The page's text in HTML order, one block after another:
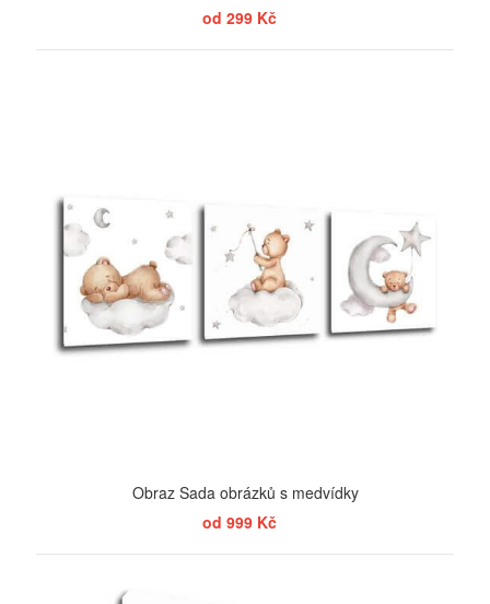
od 299 Kč
Obraz Sada obrázků s medvídky
od 999 Kč